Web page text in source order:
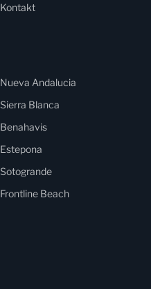
Kontakt
Nueva Andalucia
Sierra Blanca
Benahavis
Estepona
Sotogrande
Frontline Beach